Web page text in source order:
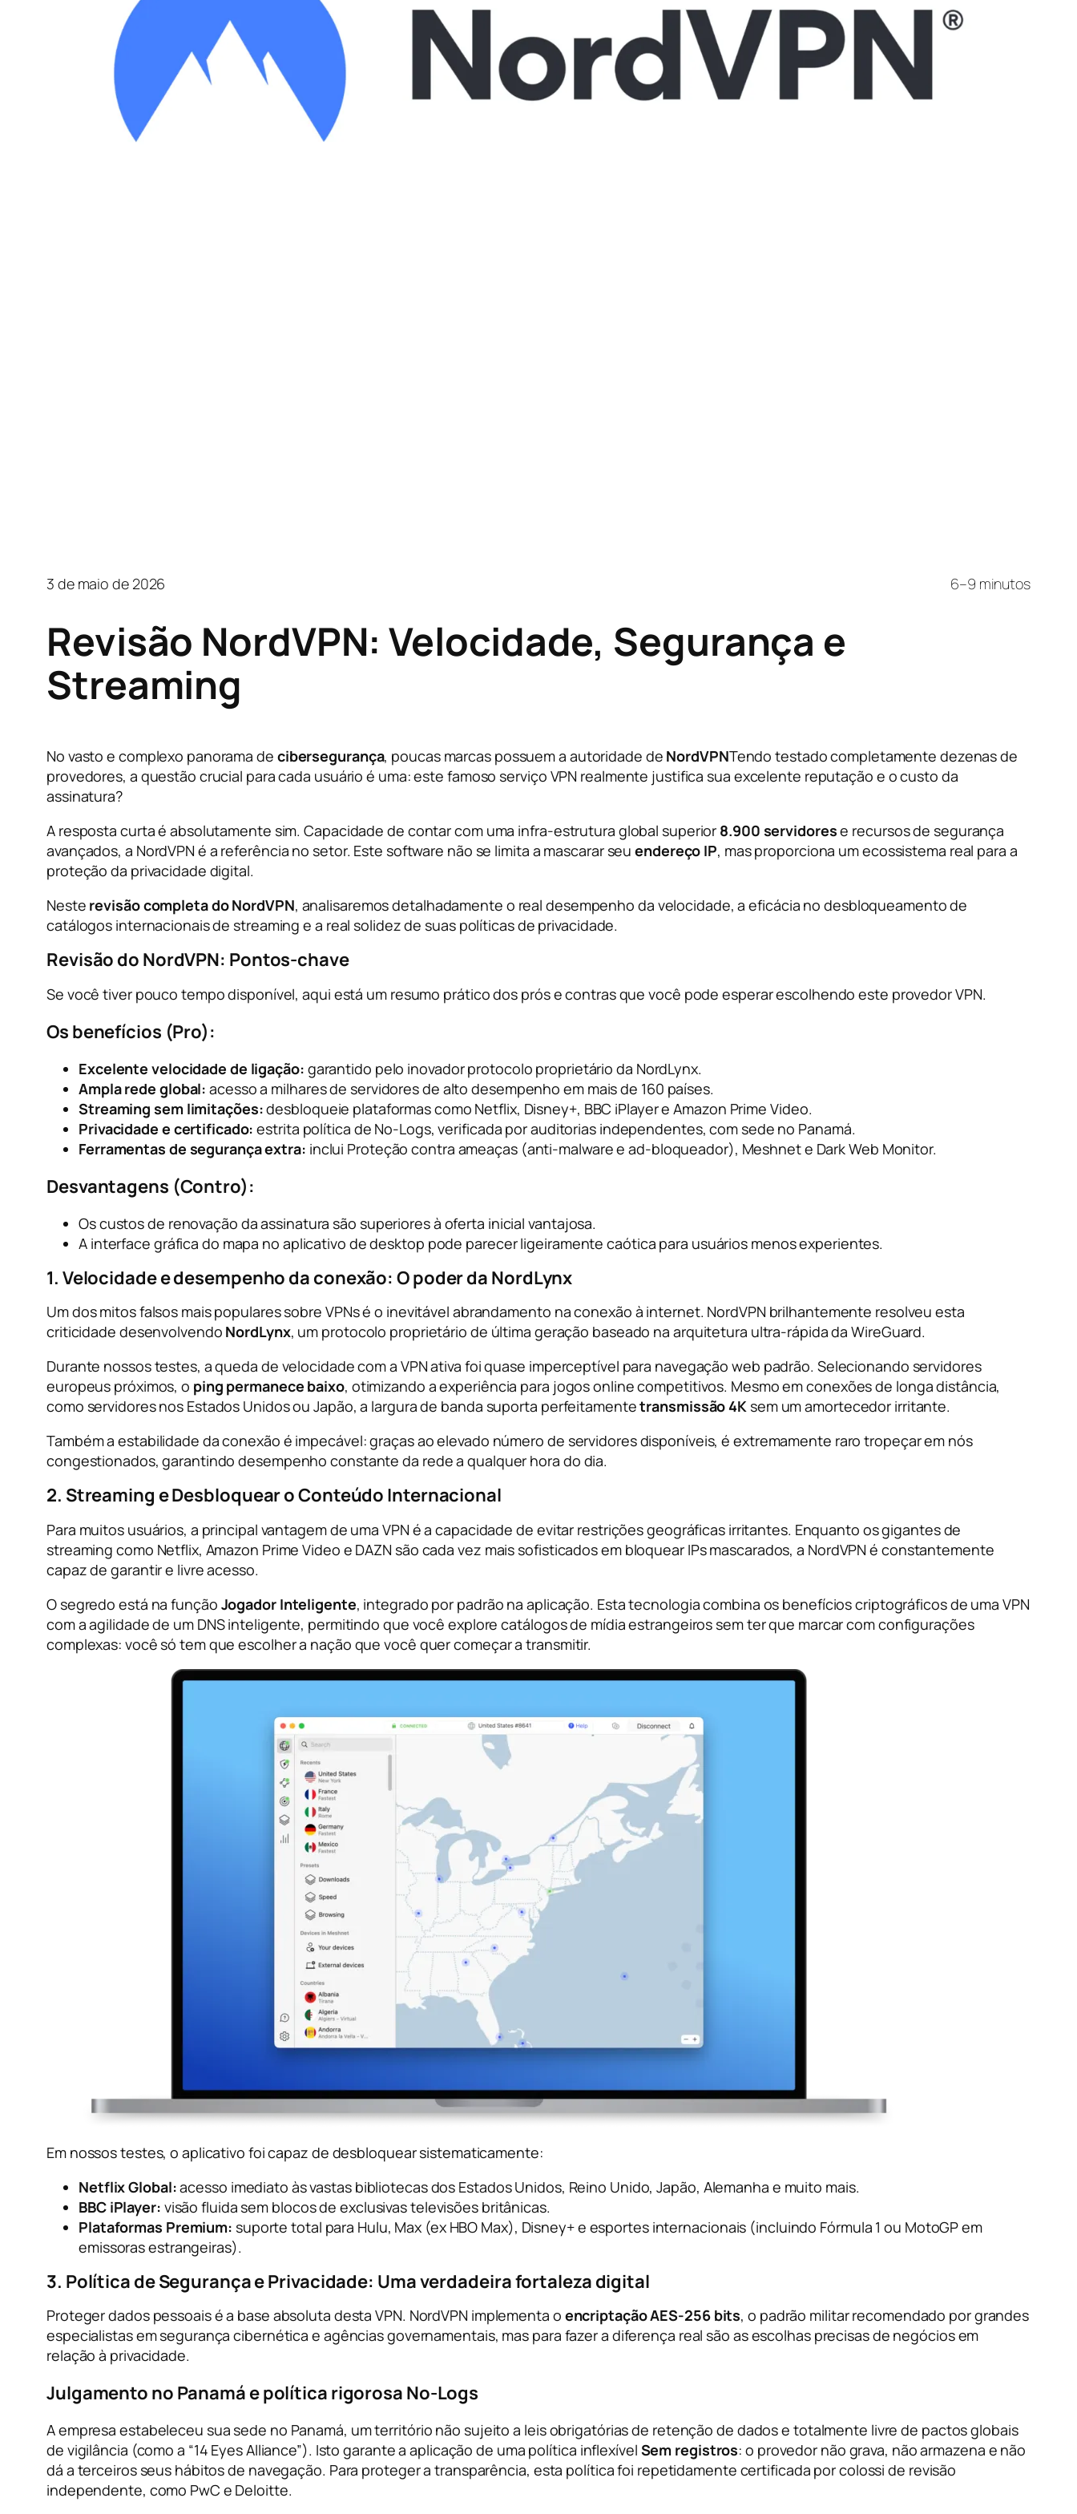
3 de maio de 2026 6–9 minutos
Revisão NordVPN: Velocidade, Segurança e
Streaming
No vasto e complexo panorama de cibersegurança, poucas marcas possuem a autoridade de NordVPNTendo testado completamente dezenas de
provedores, a questão crucial para cada usuário é uma: este famoso serviço VPN realmente justifica sua excelente reputação e o custo da
assinatura?
A resposta curta é absolutamente sim. Capacidade de contar com uma infra-estrutura global superior 8.900 servidorese recursos de segurança
avançados, a NordVPN é a referência no setor. Este software não se limita a mascarar seuendereço IP, mas proporciona um ecossistema real para a
proteção da privacidade digital.
Neste revisão completa do NordVPN, analisaremos detalhadamente o real desempenho da velocidade, a eficácia no desbloqueamento de
catálogos internacionais de streaming e a real solidez de suas políticas de privacidade.
Revisão do NordVPN: Pontos-chave
Se você tiver pouco tempo disponível, aqui está um resumo prático dos prós e contras que você pode esperar escolhendo este provedor VPN.
Os benefícios (Pro):
Excelente velocidade de ligação: garantido pelo inovador protocolo proprietário da NordLynx.
Ampla rede global: acesso a milhares de servidores de alto desempenho em mais de 160 países.
Streaming sem limitações:desbloqueie plataformas como Netflix, Disney+, BBC iPlayer e Amazon Prime Video.
Privacidade e certificado: estrita política de No-Logs, verificada por auditorias independentes, com sede no Panamá.
Ferramentas de segurança extra: inclui Proteção contra ameaças (anti-malware e ad-bloqueador), Meshnet e Dark Web Monitor.
Desvantagens (Contro):
Os custos de renovação da assinatura são superiores à oferta inicial vantajosa.
A interface gráfica do mapa no aplicativo de desktop pode parecer ligeiramente caótica para usuários menos experientes.
1. Velocidade e desempenho da conexão: O poder da NordLynx
Um dos mitos falsos mais populares sobre VPNs é o inevitável abrandamento na conexão à internet. NordVPN brilhantemente resolveu esta
criticidade desenvolvendo NordLynx, um protocolo proprietário de última geração baseado na arquitetura ultra-rápida da WireGuard.
Durante nossos testes, a queda de velocidade com a VPN ativa foi quase imperceptível para navegação web padrão. Selecionando servidores
europeus próximos, o ping permanece baixo, otimizando a experiência para jogos online competitivos. Mesmo em conexões de longa distância,
como servidores nos Estados Unidos ou Japão, a largura de banda suporta perfeitamentetransmissão 4Ksem um amortecedor irritante.
Também a estabilidade da conexão é impecável: graças ao elevado número de servidores disponíveis, é extremamente raro tropeçar em nós
congestionados, garantindo desempenho constante da rede a qualquer hora do dia.
2. Streaming e Desbloquear o Conteúdo Internacional
Para muitos usuários, a principal vantagem de uma VPN é a capacidade de evitar restrições geográficas irritantes. Enquanto os gigantes de
streaming como Netflix, Amazon Prime Video e DAZN são cada vez mais sofisticados em bloquear IPs mascarados, a NordVPN é constantemente
capaz de garantir e livre acesso.
O segredo está na função Jogador Inteligente, integrado por padrão na aplicação. Esta tecnologia combina os benefícios criptográficos de uma VPN
com a agilidade de um DNS inteligente, permitindo que você explore catálogos de mídia estrangeiros sem ter que marcar com configurações
complexas: você só tem que escolher a nação que você quer começar a transmitir.
Em nossos testes, o aplicativo foi capaz de desbloquear sistematicamente:
Netflix Global:acesso imediato às vastas bibliotecas dos Estados Unidos, Reino Unido, Japão, Alemanha e muito mais.
BBC iPlayer: visão fluida sem blocos de exclusivas televisões britânicas.
Plataformas Premium: suporte total para Hulu, Max (ex HBO Max), Disney+ e esportes internacionais (incluindo Fórmula 1 ou MotoGP em
emissoras estrangeiras).
3. Política de Segurança e Privacidade: Uma verdadeira fortaleza digital
Proteger dados pessoais é a base absoluta desta VPN. NordVPN implementa o encriptação AES-256 bits, o padrão militar recomendado por grandes
especialistas em segurança cibernética e agências governamentais, mas para fazer a diferença real são as escolhas precisas de negócios em
relação à privacidade.
Julgamento no Panamá e política rigorosa No-Logs
A empresa estabeleceu sua sede no Panamá, um território não sujeito a leis obrigatórias de retenção de dados e totalmente livre de pactos globais
de vigilância (como a “14 Eyes Alliance”). Isto garante a aplicação de uma política inflexível Sem registros: o provedor não grava, não armazena e não
dá a terceiros seus hábitos de navegação. Para proteger a transparência, esta política foi repetidamente certificada por colossi de revisão
independente, como PwC e Deloitte.